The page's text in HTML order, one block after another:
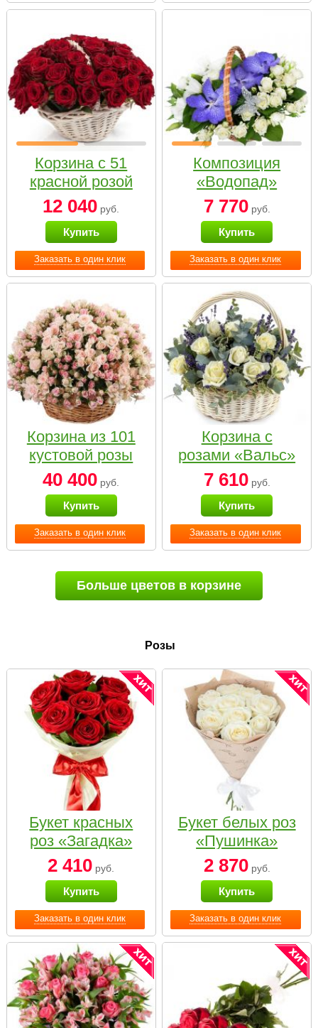
Заказать в один клик
Корзина с 51
красной розой
12 040 руб.
Купить
Заказать в один клик
Композиция
«Водопад»
7 770руб.
Купить
Заказать в один клик
Корзина из 101
кустовой розы
нежных тонов
40 400 руб.
Купить
Заказать в один клик
Корзина с
розами «Вальс»
7 610руб.
Купить
Больше цветов в корзине
Розы
Заказать в один клик
Букет красных
роз «Загадка»
2 410 руб.
Купить
Заказать в один клик
Букет белых роз
«Пушинка»
2 870руб.
Купить